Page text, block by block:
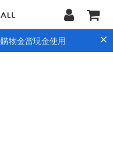
物金當現金使用 ×